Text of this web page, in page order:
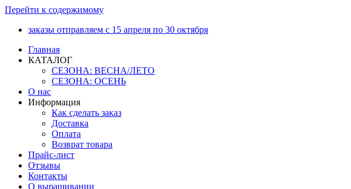
Перейти к содержимому
заказы отправляем с 15 апреля по 30 октября
Главная
КАТАЛОГ
СЕЗОНА: ВЕСНА/ЛЕТО
СЕЗОНА: ОСЕНЬ
О нас
Информация
Как сделать заказ
Доставка
Оплата
Возврат товара
Прайс-лист
Отзывы
Контакты
О выращивании